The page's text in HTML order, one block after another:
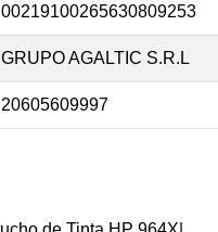
00219100265630809253
GRUPO AGALTIC S.R.L
20605609997